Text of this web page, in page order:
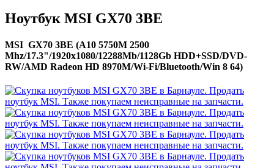
Ноутбук MSI GX70 3BE
MSI GX70 3BE (A10 5750M 2500
Mhz/17.3"/1920x1080/12288Mb/1128Gb HDD+SSD/DVD-
RW/AMD Radeon HD 8970M/Wi-Fi/Bluetooth/Win 8 64)